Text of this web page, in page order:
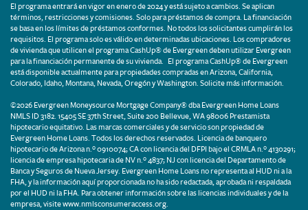
El programa entrará en vigor en enero de 2024 y está sujeto a cambios. Se aplican
términos, restricciones y comisiones. Solo para préstamos de compra. La financiación
se basa en los límites de préstamos conformes. No todos los solicitantes cumplirán los
requisitos. El programa solo es válido en determinadas ubicaciones. Los compradores
de vivienda que utilicen el programa CashUp® de Evergreen deben utilizar Evergreen
para la financiación permanente de su vivienda. El programa CashUp® de Evergreen
está disponible actualmente para propiedades compradas en Arizona, California,
Colorado, Idaho, Montana, Nevada, Oregón y Washington. Solicite más información.
©2026 Evergreen Moneysource Mortgage Company® dba Evergreen Home Loans
NMLS ID 3182. 15405 SE 37th Street, Suite 200 Bellevue, WA 98006 Prestamista
hipotecario equitativo. Las marcas comerciales y de servicio son propiedad de
Evergreen Home Loans. Todos los derechos reservados. Licencia de banquero
hipotecario de Arizona n.º 0910074; CA con licencia del DFPI bajo el CRMLA n.º 4130291;
licencia de empresa hipotecaria de NV n.º 4837; NJ con licencia del Departamento de
Banca y Seguros de Nueva Jersey. Evergreen Home Loans no representa al HUD ni a la
FHA, y la información aquí proporcionada no ha sido redactada, aprobada ni respaldada
por el HUD ni la FHA. Para obtener información sobre las licencias individuales y de la
empresa, visitewww.nmlsconsumeraccess.org.